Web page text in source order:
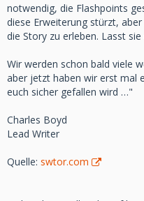
notwendig, die Flashpoints
diese Erweiterung stürzt,
die Story zu erleben. Lasst
Wir werden schon bald viele
aber jetzt haben wir erst mal
euch sicher gefallen wird …"
Charles Boyd
Lead Writer
Quelle: swtor.com